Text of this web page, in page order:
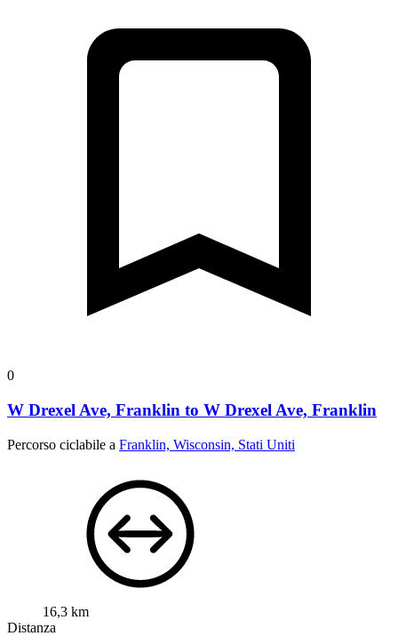
0
W Drexel Ave, Franklin to W Drexel Ave, Franklin
Percorso ciclabile a Franklin, Wisconsin, Stati Uniti
16,3 km
Distanza